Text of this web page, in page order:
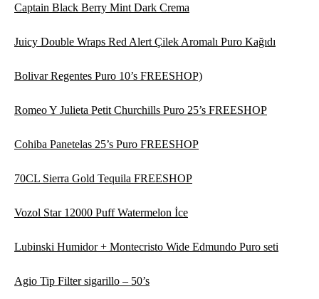
Captain Black Berry Mint Dark Crema
Juicy Double Wraps Red Alert Çilek Aromalı Puro Kağıdı
Bolivar Regentes Puro 10’s FREESHOP)
Romeo Y Julieta Petit Churchills Puro 25’s FREESHOP
Cohiba Panetelas 25’s Puro FREESHOP
70CL Sierra Gold Tequila FREESHOP
Vozol Star 12000 Puff Watermelon İce
Lubinski Humidor + Montecristo Wide Edmundo Puro seti
Agio Tip Filter sigarillo – 50’s